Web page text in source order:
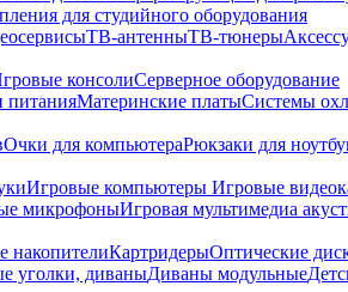
для студийного оборудования
ТВ-антенныТВ-тюнеры
консолиСерверное оборудование
питанияМатеринские платыСистемы
Очки для компьютераРюкзаки для
Игровые компьютеры Игровые
микрофоныИгровая мультимедиа
накопителиКартридерыОптические
уголки, диваныДиваны модульные